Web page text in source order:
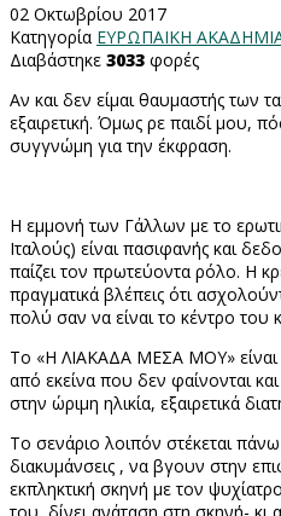
02 Οκτωβρίου 2017
Κατηγορία ΕΥΡΩΠΑΙΚΗ
Διαβάστηκε 3033 φορές
Αν και δεν είμαι θαυμαστής των
εξαιρετική. Όμως ρε παιδί μου,
συγγνώμη για την έκφραση.
Η εμμονή των Γάλλων με το
Ιταλούς) είναι πασιφανής και
παίζει τον πρωτεύοντα ρόλο. Η
πραγματικά βλέπεις ότι
πολύ σαν να είναι το κέντρο
Το «Η ΛΙΑΚΑΔΑ ΜΕΣΑ ΜΟΥ» είναι
από εκείνα που δεν φαίνονται
στην ώριμη ηλικία, εξαιρετικά
Το σενάριο λοιπόν στέκεται
διακυμάνσεις , να βγουν στην
εκπληκτική σκηνή με τον